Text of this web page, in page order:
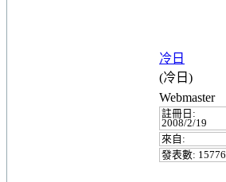
冷日
(冷日)
Webmaster
註冊日:
2008/2/19
來自:
發表數: 15776